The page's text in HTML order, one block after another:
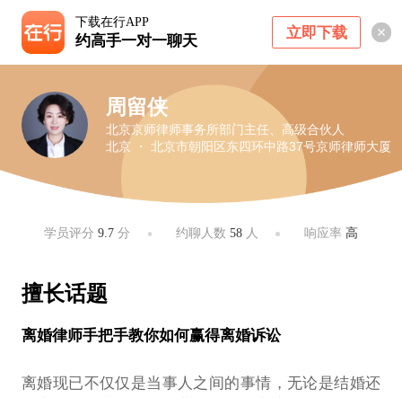
下载在行APP
约高手一对一聊天 立即下载
周留侠
北京京师律师事务所部门主任、高级合伙人
北京 ・ 北京市朝阳区东四环中路37号京师律师大厦
学员评分9.7 分 约聊人数 58人 响应率 高
擅长话题
离婚律师手把手教你如何赢得离婚诉讼
离婚现已不仅仅是当事人之间的事情，无论是结婚还